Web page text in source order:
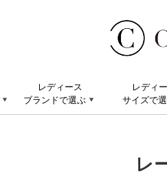
レディース
ブランドで選ぶ
レディ
サイズで
レ